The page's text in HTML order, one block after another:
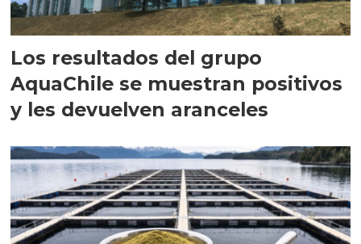
Los resultados del grupo
AquaChile se muestran positivos
y les devuelven aranceles